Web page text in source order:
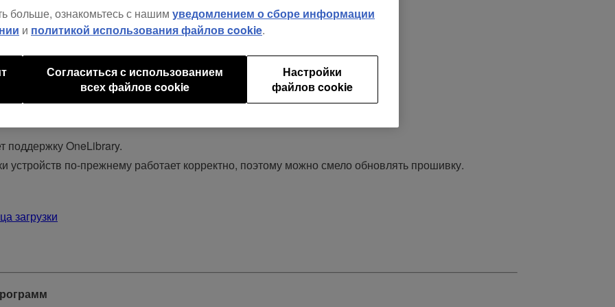
с RMX-IGNITE.
поддержку OneLibrary.
устройств по-прежнему работает корректно, поэтому можно смело обновлять прошивку.
загрузки
больше, ознакомьтесь с нашим уведомлением о сборе информации
и политикой использования файлов cookie.
Настройки
файлов cookie
Согласиться с использованием
всех файлов cookie